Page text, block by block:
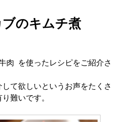
のキムチ煮
肉 を使ったレシピをご紹介さ
て欲しいというお声をたくさ
難いです。